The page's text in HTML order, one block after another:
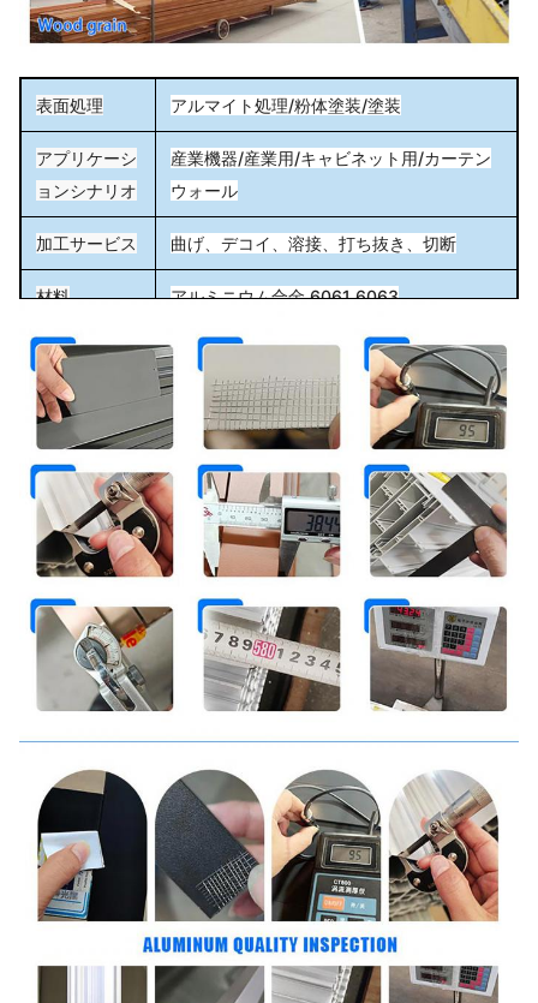
表面処理 アルマイト処理/粉体塗装/塗装
アプリケーシ
ョンシナリオ
産業機器/産業用/キャビネット用/カーテン
ウォール
加工サービス 曲げ、デコイ、溶接、打ち抜き、切断
材料 アルミニウム合金 6061 6063
梱包詳細 保護フィルム+熱収縮フィルム